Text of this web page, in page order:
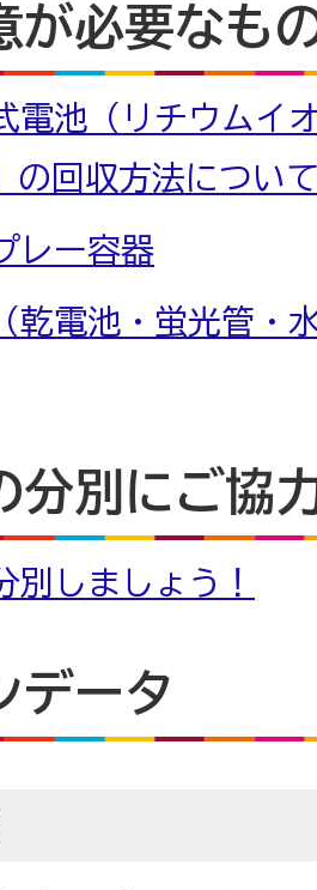
が必要なも
電池（リチウムイ
の回収方法につい
レー容器
乾電池・蛍光管・
分別にご協
別しましょう！
データ